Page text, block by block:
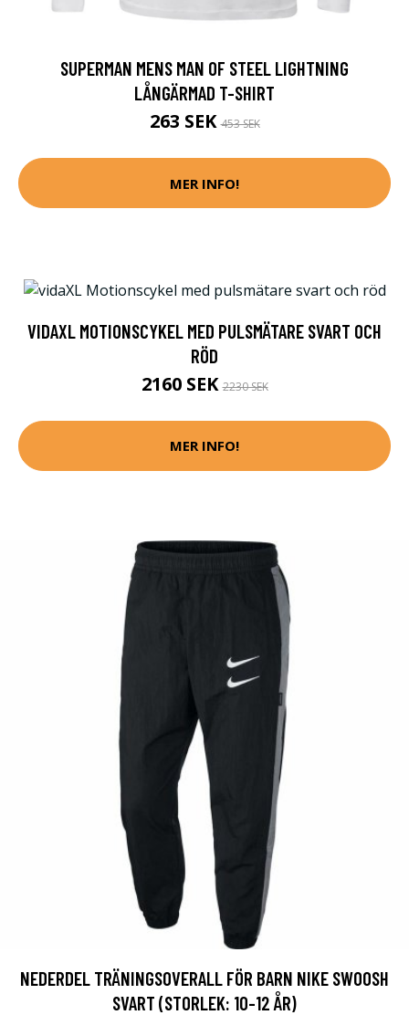
SUPERMAN MENS MAN OF STEEL LIGHTNING
LÅNGÄRMAD T-SHIRT
263 SEK453 SEK
MER INFO!
VIDAXL MOTIONSCYKEL MED PULSMÄTARE SVART OCH
RÖD
2160 SEK2230 SEK
MER INFO!
NEDERDEL TRÄNINGSOVERALL FÖR BARN NIKE SWOOSH
SVART (STORLEK: 10-12 ÅR)